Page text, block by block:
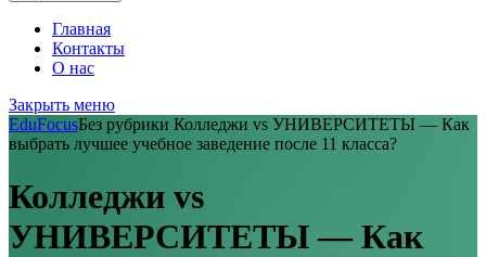
Главная
Контакты
О нас
Закрыть меню
EduFocusБез рубрики Колледжи vs УНИВЕРСИТЕТЫ — Как
выбрать лучшее учебное заведение после 11 класса?
Колледжи vs
УНИВЕРСИТЕТЫ — Как